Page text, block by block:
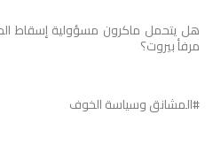
هل يتحمل ماكرون مسؤولية إسقاط
مرفأ بيروت؟
#المشانق وسياسة الخوف